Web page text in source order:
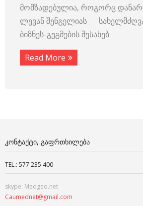
მომზადებულია, როგორც
ლევან შენგელიას
ბიზნეს-გეგმების შესახებ
Read More
ᲙᲝᲜᲢᲐᲥᲢᲘ, ᲒᲐᲤᲠᲗᲮᲘᲚᲔᲑᲐ
TEL.: 577 235 400
skype: Medgeo.net
Caumednet@gmail.com